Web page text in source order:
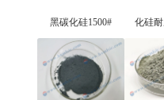
黑碳化硅1500# 化硅